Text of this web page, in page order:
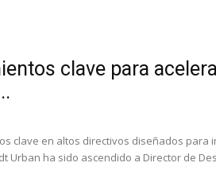
clave para
clave en altos directivos diseñados para
Urban ha sido ascendido a Director de